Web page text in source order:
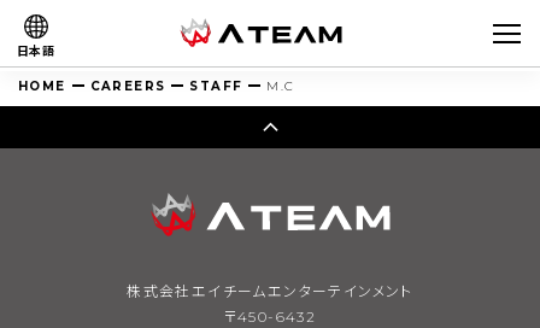
日本語
HOME CAREERS STAFF M.C
株式会社エイチームエンターテインメント
〒450-6432